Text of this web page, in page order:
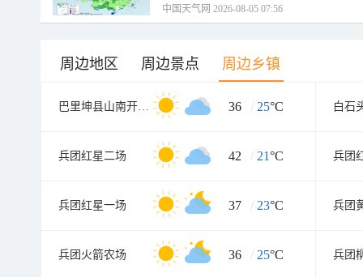
中国天气网 2026-08-05 07:56
周边地区 周边景点 周边乡镇
巴里坤县山南开发区 36 / 25°C 白石
兵团红星二场 42 / 21°C 兵团
兵团红星一场 37 / 23°C 兵团
兵团火箭农场 36 / 25°C 兵团